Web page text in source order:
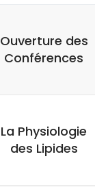
Ouverture des
Conférences
La Physiologie
des Lipides